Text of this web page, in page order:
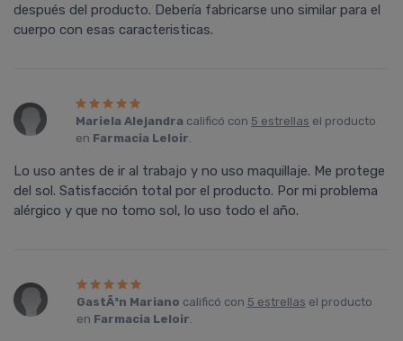
después del producto. Deberí­a fabricarse uno similar para el
cuerpo con esas caracteristicas.
Mariela Alejandra calificó con 5 estrellas el producto
en Farmacia Leloir.
Lo uso antes de ir al trabajo y no uso maquillaje. Me protege
del sol. Satisfacción total por el producto. Por mi problema
alérgico y que no tomo sol, lo uso todo el año.
GastÃ³n Mariano calificó con 5 estrellas el producto
en Farmacia Leloir.